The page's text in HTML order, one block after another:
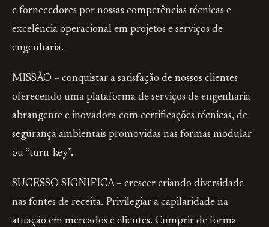
e fornecedores por nossas competências técnicas e
excelência operacional em projetos e serviços de
engenharia.
MISSÃO – conquistar a satisfação de nossos clientes
oferecendo uma plataforma de serviços de engenharia
abrangente e inovadora com certificações técnicas, de
segurança ambientais promovidas nas formas modular
ou “turn-key”.
SUCESSO SIGNIFICA – crescer criando diversidade
nas fontes de receita. Privilegiar a capilaridade na
atuação em mercados e clientes. Cumprir de forma